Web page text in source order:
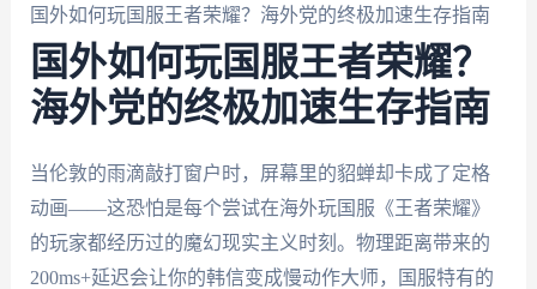
国外如何玩国服王者荣耀？海外党的终极加速生存指南
国外如何玩国服王者荣耀？
海外党的终极加速生存指南
当伦敦的雨滴敲打窗户时，屏幕里的貂蝉却卡成了定格
动画——这恐怕是每个尝试在海外玩国服《王者荣耀》
的玩家都经历过的魔幻现实主义时刻。物理距离带来的
200ms+延迟会让你的韩信变成慢动作大师，国服特有的